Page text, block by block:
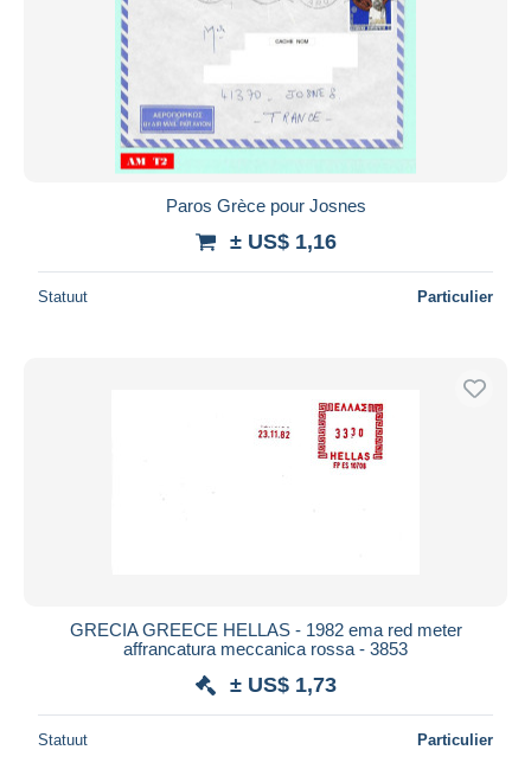
Paros Grèce pour Josnes
± US$ 1,16
Statuut Particulier
GRECIA GREECE HELLAS - 1982 ema red meter
affrancatura meccanica rossa - 3853
± US$ 1,73
Statuut Particulier